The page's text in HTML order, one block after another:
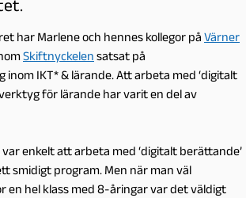
har Marlene och hennes kollegor på Värner
Skiftnyckelen satsat på
inom IKT* & lärande. Att arbeta med ‘digitalt
för lärande har varit en del av
enkelt att arbeta med ‘digitalt berättande’
smidigt program. Men när man väl
en hel klass med 8-åringar var det väldigt